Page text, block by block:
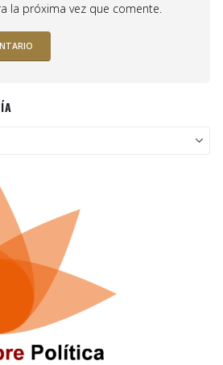
la próxima vez que comente.